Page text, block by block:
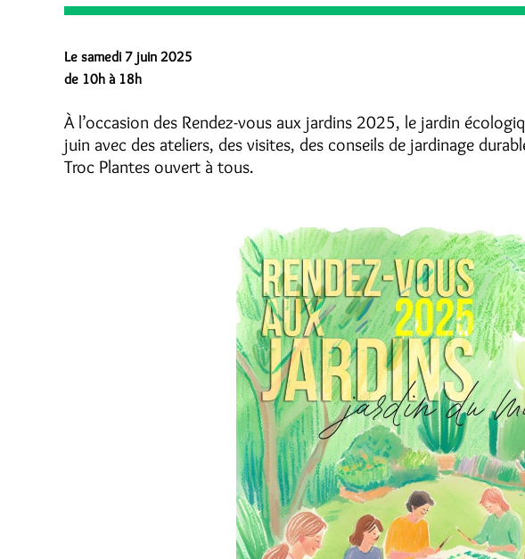
Le samedi 7 juin 2025
de 10h à 18h
À l’occasion des Rendez-vous aux jardins 2025, le jardin
juin avec des ateliers, des visites, des conseils de jardinage
Troc Plantes ouvert à tous.